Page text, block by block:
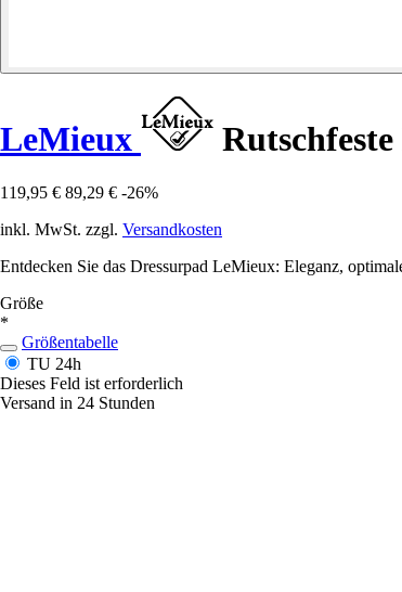
LeMieux
119,95 € 89,29 € -26%
inkl. MwSt. zzgl. Versandkosten
Entdecken Sie das Dressurpad LeMieux: Eleganz,
Größe
*
Größentabelle
TU 24h
Dieses Feld ist erforderlich
Versand in 24 Stunden